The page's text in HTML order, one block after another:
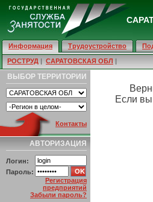
Информация Трудоустройство
РОСТРУД | САРАТОВСКАЯ ОБЛ |
ВЫБОР ТЕРРИТОРИИ
Контакты
АВТОРИЗАЦИЯ
Логин:
Пароль:
Регистрация
предприятий
Забыли пароль?
НОВОСТИ ПОРТАЛА
Если